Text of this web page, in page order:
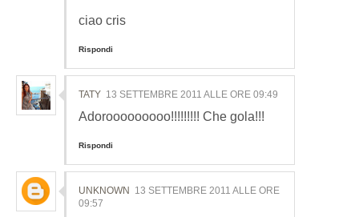
ciao cris
Rispondi
TATY 13 SETTEMBRE 2011 ALLE ORE 09:49
Adorooooooooo!!!!!!!!! Che gola!!!
Rispondi
UNKNOWN 13 SETTEMBRE 2011 ALLE ORE
09:57